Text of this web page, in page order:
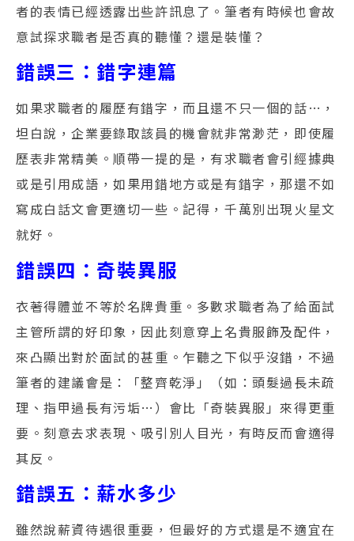
者的表情已經透露出些許訊息了。筆者有時候也會故
意試探求職者是否真的聽懂？還是裝懂？
錯誤三：錯字連篇
如果求職者的履歷有錯字，而且還不只一個的話…，
坦白說，企業要錄取該員的機會就非常渺茫，即使履
歷表非常精美。順帶一提的是，有求職者會引經據典
或是引用成語，如果用錯地方或是有錯字，那還不如
寫成白話文會更適切一些。記得，千萬別出現火星文
就好。
錯誤四：奇裝異服
衣著得體並不等於名牌貴重。多數求職者為了給面試
主管所謂的好印象，因此刻意穿上名貴服飾及配件，
來凸顯出對於面試的甚重。乍聽之下似乎沒錯，不過
筆者的建議會是：「整齊乾淨」（如：頭髮過長未疏
理、指甲過長有污垢…）會比「奇裝異服」來得更重
要。刻意去求表現、吸引別人目光，有時反而會適得
其反。
錯誤五：薪水多少
雖然說薪資待遇很重要，但最好的方式還是不適宜在